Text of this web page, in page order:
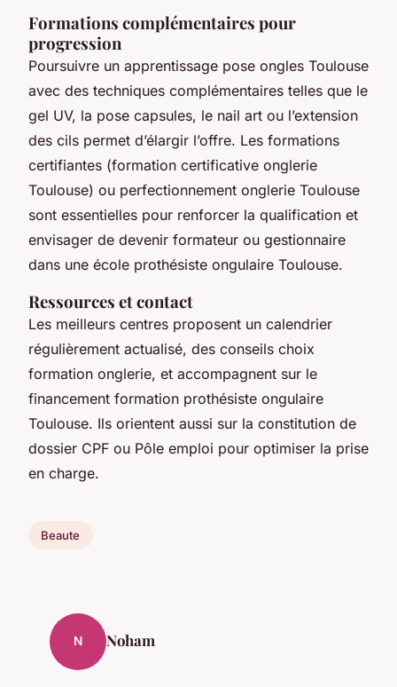
Formations complémentaires pour
progression
Poursuivre un apprentissage pose ongles Toulouse
avec des techniques complémentaires telles que le
gel UV, la pose capsules, le nail art ou l’extension
des cils permet d’élargir l’offre. Les formations
certifiantes (formation certificative onglerie
Toulouse) ou perfectionnement onglerie Toulouse
sont essentielles pour renforcer la qualification et
envisager de devenir formateur ou gestionnaire
dans une école prothésiste ongulaire Toulouse.
Ressources et contact
Les meilleurs centres proposent un calendrier
régulièrement actualisé, des conseils choix
formation onglerie, et accompagnent sur le
financement formation prothésiste ongulaire
Toulouse. Ils orientent aussi sur la constitution de
dossier CPF ou Pôle emploi pour optimiser la prise
en charge.
Beaute
N Noham